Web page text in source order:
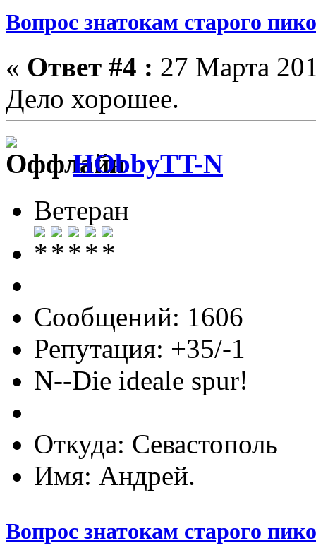
Вопрос знатокам старого пико
« Ответ #4 : 27 Марта
Дело хорошее.
HObbyTT-N
Ветеран
Сообщений: 1606
Репутация: +35/-1
N--Die ideale spur!
Откуда: Севастополь
Имя: Андрей.
Вопрос знатокам старого пико